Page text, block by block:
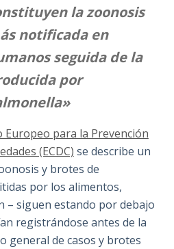
la zoonosis
notificada en
seguida de la
por
Europeo para la Prevención
(ECDC) se describe un
y brotes de
por los alimentos,
– siguen estando por debajo
registrándose antes de la
general de casos y brotes